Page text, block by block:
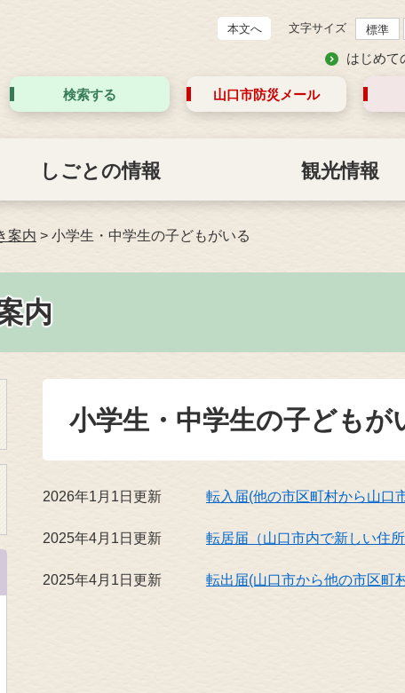
本文へ 文字サイズ 標準
はじめて
検索する 山口市防災 メール
しごとの情報 観光情報
案内 > 小学生・中学生の子どもがいる
内
小学生・中学生の子どもが
2026年1月1日更新 転入届(他の市区町村から山口
2025年4月1日更新 転居届（山口市内で新しい住
2025年4月1日更新 転出届(山口市から他の市区町